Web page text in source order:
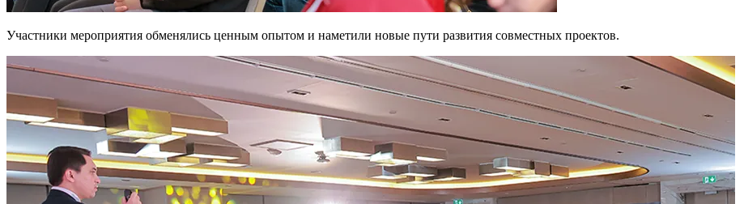
Участники мероприятия обменялись ценным опытом и наметили новые пути развития совместных проектов.